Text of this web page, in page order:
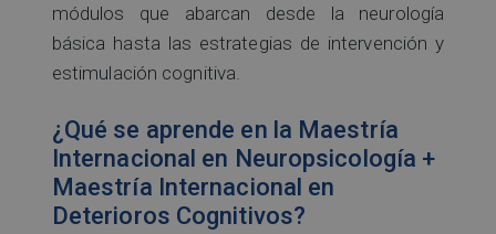
módulos que abarcan desde la neurología
básica hasta las estrategias de intervención y
estimulación cognitiva.
¿Qué se aprende en la Maestría
Internacional en Neuropsicología +
Maestría Internacional en
Deterioros Cognitivos?